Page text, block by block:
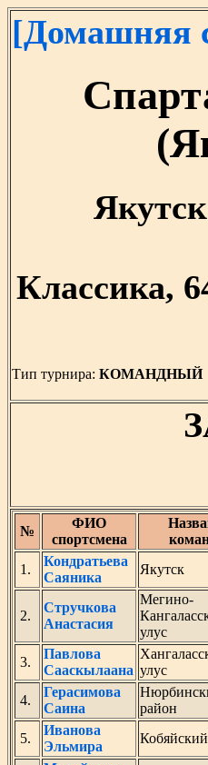
[Домашняя
Классика,
Тип турнира: КОМАНДНЫЙ
№
ФИО
спортсмена
1.
Кондратьева
Саяника
Якутск
2.
Стручкова
Анастасия
Мегино-
улус
3.
Павлова
Сааскылаана улус
4.
Герасимова
Саина
район
5.
Иванова
Эльмира